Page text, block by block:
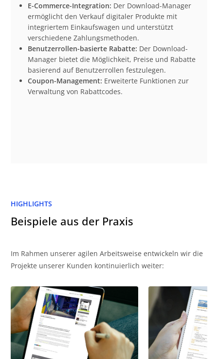
E-Commerce-Integration: Der Download-Manager
ermöglicht den Verkauf digitaler Produkte mit
integriertem Einkaufswagen und unterstützt
verschiedene Zahlungsmethoden.
Benutzerrollen-basierte Rabatte: Der Download-
Manager bietet die Möglichkeit, Preise und Rabatte
basierend auf Benutzerrollen festzulegen.
Coupon-Management: Erweiterte Funktionen zur
Verwaltung von Rabattcodes.
HIGHLIGHTS
Beispiele aus der Praxis
Im Rahmen unserer agilen Arbeitsweise entwickeln wir die
Projekte unserer Kunden kontinuierlich weiter: